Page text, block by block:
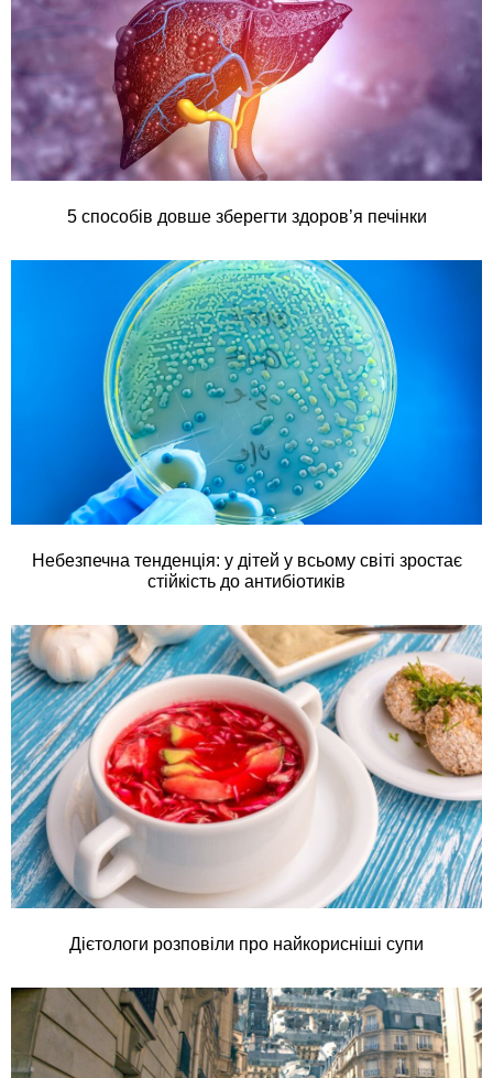
5 способів довше зберегти здоров’я печінки
Небезпечна тенденція: у дітей у всьому світі зростає
стійкість до антибіотиків
Дієтологи розповіли про найкорисніші супи